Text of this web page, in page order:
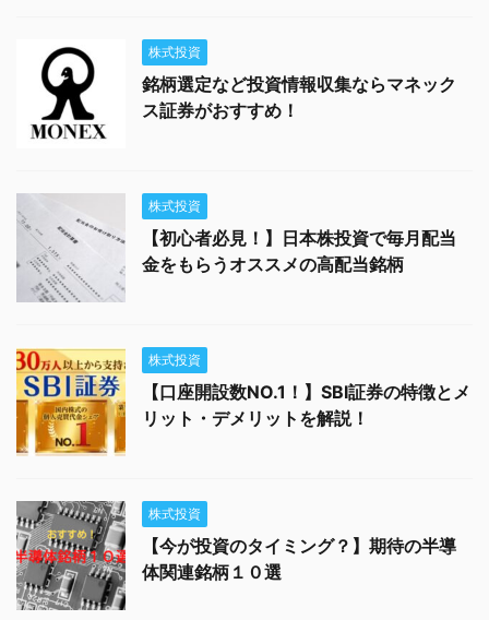
株式投資
銘柄選定など投資情報収集ならマネック
ス証券がおすすめ！
株式投資
【初心者必見！】日本株投資で毎月配当
金をもらうオススメの高配当銘柄
株式投資
【口座開設数NO.1！】SBI証券の特徴とメ
リット・デメリットを解説！
株式投資
【今が投資のタイミング？】期待の半導
体関連銘柄１０選